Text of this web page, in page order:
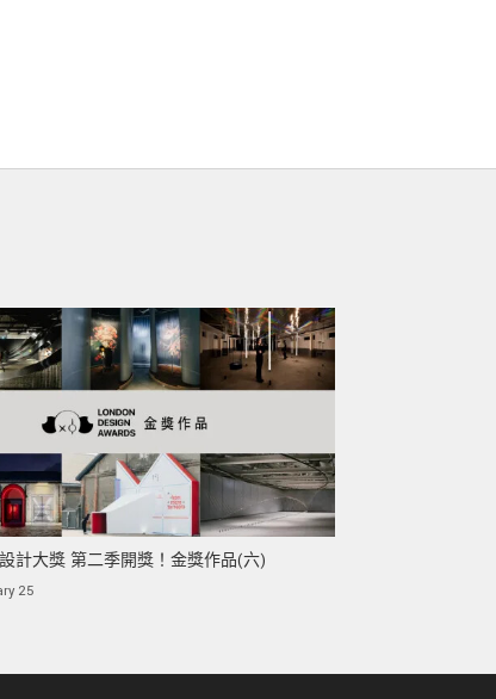
計大獎 第二季開獎！金獎作品(六)
25